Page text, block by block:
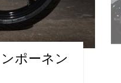
ポーネン